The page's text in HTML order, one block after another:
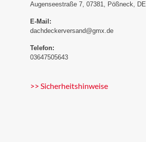
Augenseestraße 7, 07381, Pößneck, DE
E-Mail:
dachdeckerversand@gmx.de
Telefon:
03647505643
>> Sicherheitshinweise